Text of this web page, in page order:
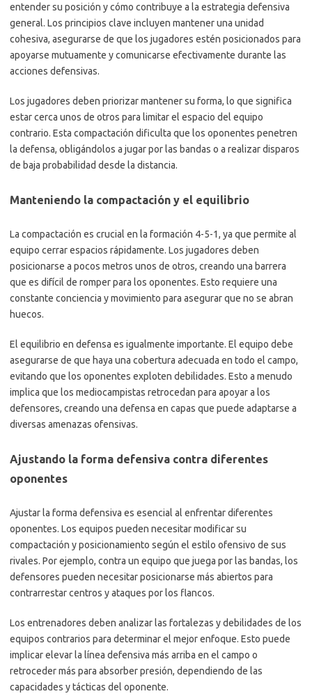
entender su posición y cómo contribuye a la estrategia defensiva
general. Los principios clave incluyen mantener una unidad
cohesiva, asegurarse de que los jugadores estén posicionados para
apoyarse mutuamente y comunicarse efectivamente durante las
acciones defensivas.
Los jugadores deben priorizar mantener su forma, lo que significa
estar cerca unos de otros para limitar el espacio del equipo
contrario. Esta compactación dificulta que los oponentes penetren
la defensa, obligándolos a jugar por las bandas o a realizar disparos
de baja probabilidad desde la distancia.
Manteniendo la compactación y el equilibrio
La compactación es crucial en la formación 4-5-1, ya que permite al
equipo cerrar espacios rápidamente. Los jugadores deben
posicionarse a pocos metros unos de otros, creando una barrera
que es difícil de romper para los oponentes. Esto requiere una
constante conciencia y movimiento para asegurar que no se abran
huecos.
El equilibrio en defensa es igualmente importante. El equipo debe
asegurarse de que haya una cobertura adecuada en todo el campo,
evitando que los oponentes exploten debilidades. Esto a menudo
implica que los mediocampistas retrocedan para apoyar a los
defensores, creando una defensa en capas que puede adaptarse a
diversas amenazas ofensivas.
Ajustando la forma defensiva contra diferentes
oponentes
Ajustar la forma defensiva es esencial al enfrentar diferentes
oponentes. Los equipos pueden necesitar modificar su
compactación y posicionamiento según el estilo ofensivo de sus
rivales. Por ejemplo, contra un equipo que juega por las bandas, los
defensores pueden necesitar posicionarse más abiertos para
contrarrestar centros y ataques por los flancos.
Los entrenadores deben analizar las fortalezas y debilidades de los
equipos contrarios para determinar el mejor enfoque. Esto puede
implicar elevar la línea defensiva más arriba en el campo o
retroceder más para absorber presión, dependiendo de las
capacidades y tácticas del oponente.